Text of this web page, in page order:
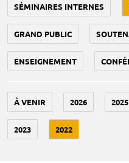
SÉMINAIRES INTERNES
GRAND PUBLIC
ENSEIGNEMENT
À VENIR 2026 2025
2023 2022